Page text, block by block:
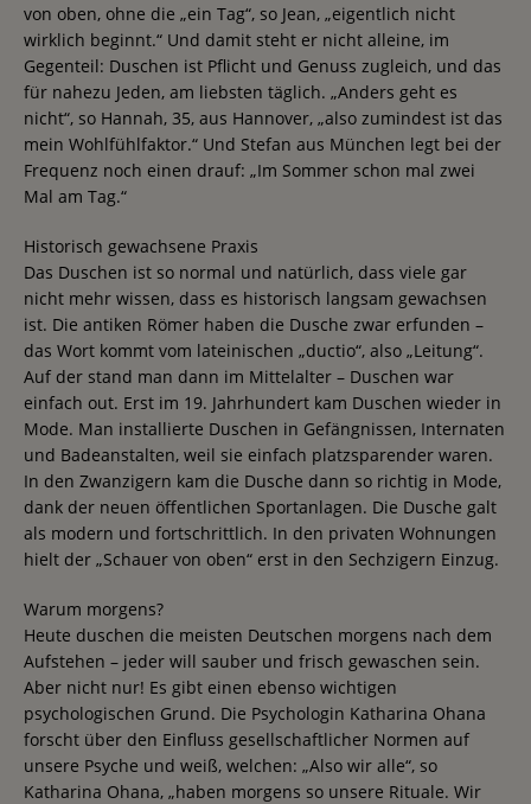
von oben, ohne die „ein Tag“, so Jean, „eigentlich nicht
wirklich beginnt.“ Und damit steht er nicht alleine, im
Gegenteil: Duschen ist Pflicht und Genuss zugleich, und das
für nahezu Jeden, am liebsten täglich. „Anders geht es
nicht“, so Hannah, 35, aus Hannover, „also zumindest ist das
mein Wohlfühlfaktor.“ Und Stefan aus München legt bei der
Frequenz noch einen drauf: „Im Sommer schon mal zwei
Mal am Tag.“
Historisch gewachsene Praxis
Das Duschen ist so normal und natürlich, dass viele gar
nicht mehr wissen, dass es historisch langsam gewachsen
ist. Die antiken Römer haben die Dusche zwar erfunden –
das Wort kommt vom lateinischen „ductio“, also „Leitung“.
Auf der stand man dann im Mittelalter – Duschen war
einfach out. Erst im 19. Jahrhundert kam Duschen wieder in
Mode. Man installierte Duschen in Gefängnissen, Internaten
und Badeanstalten, weil sie einfach platzsparender waren.
In den Zwanzigern kam die Dusche dann so richtig in Mode,
dank der neuen öffentlichen Sportanlagen. Die Dusche galt
als modern und fortschrittlich. In den privaten Wohnungen
hielt der „Schauer von oben“ erst in den Sechzigern Einzug.
Warum morgens?
Heute duschen die meisten Deutschen morgens nach dem
Aufstehen – jeder will sauber und frisch gewaschen sein.
Aber nicht nur! Es gibt einen ebenso wichtigen
psychologischen Grund. Die Psychologin Katharina Ohana
forscht über den Einfluss gesellschaftlicher Normen auf
unsere Psyche und weiß, welchen: „Also wir alle“, so
Katharina Ohana, „haben morgens so unsere Rituale. Wir